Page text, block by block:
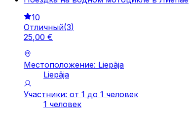
10
Отличный(3)
25,00 €
Местоположение: Liepāja
Liepāja
Участники: от 1 до 1 человек
1 человек